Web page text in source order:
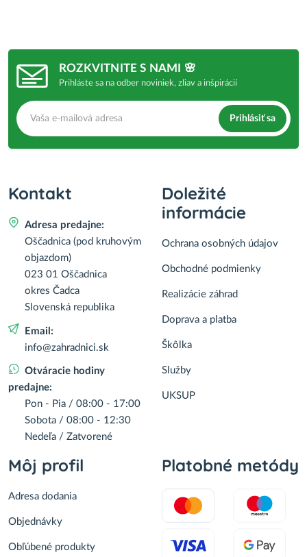
ROZKVITNITE S NAMI 🌸
Prihláste sa na odber noviniek, zliav a inšpirácií
Prihlásiť sa
Kontakt
Adresa predajne:
Oščadnica (pod kruhovým
objazdom)
023 01 Oščadnica
okres Čadca
Slovenská republika
Email:
info@zahradnici.sk
Otváracie hodiny
predajne:
Pon - Pia / 08:00 - 17:00
Sobota / 08:00 - 12:30
Nedeľa / Zatvorené
Doležité
informácie
Ochrana osobných údajov
Obchodné podmienky
Realizácie záhrad
Doprava a platba
Škôlka
Služby
UKSUP
Môj profil
Adresa dodania
Objednávky
Obľúbené produkty
Platobné metódy